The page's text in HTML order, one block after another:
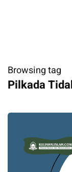
Browsing tag
Pilkada